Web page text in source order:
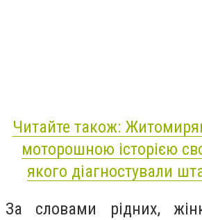
Читайте також:
моторошною історією
якого діагностували
За словами рідних,